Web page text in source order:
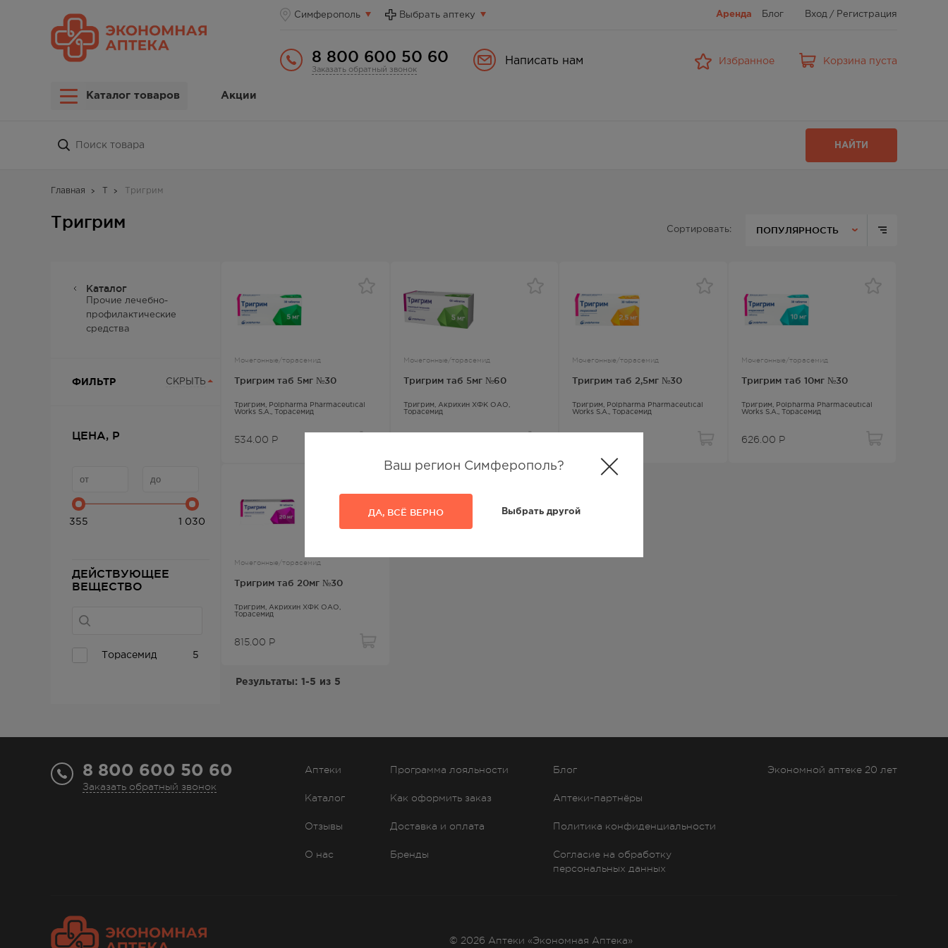
Симферополь
Ваш регион Симферополь?
ДА, ВСЁ ВЕРНО Выбрать другой
Выбрать аптеку Аренда Блог Вход / Регистрация
8 800 600 50 60
Заказать обратный звонок
Написать нам Избранное Корзина пуста
Каталог товаров Акции
НАЙТИ
Главная Тригрим
Тригрим Сортировать: ПОПУЛЯРНОСТЬ
Каталог
Прочие лечебно-
профилактические
средства
ФИЛЬТР СКРЫТЬ
ЦЕНА, Р
355 1 030
ДЕЙСТВУЮЩЕЕ
ВЕЩЕСТВО
Торасемид 5
Мочегонные/торасемид
Тригрим таб 5мг №30
Тригрим , Polpharma Pharmaceutical
Works S.A.,
Торасемид
534.00 Р
Мочегонные/торасемид
Тригрим таб 5мг №60
Тригрим , Акрихин ХФК ОАО,
Торасемид
Мочегонные/торасемид
Тригрим таб 2,5мг №30
Тригрим , Polpharma Pharmaceutical
Works S.A.,
Торасемид
Мочегонные/торасемид
Тригрим таб 10мг №30
Тригрим , Polpharma Pharmaceutical
Works S.A.,
Торасемид
626.00 Р
Мочегонные/торасемид
Тригрим таб 20мг №30
Тригрим , Акрихин ХФК ОАО,
Торасемид
815.00 Р
Результаты: 1-5 из 5
8 800 600 50 60
Заказать обратный звонок
Аптеки
Каталог
Отзывы
О нас
Программа лояльности
Как оформить заказ
Доставка и оплата
Бренды
Блог
Аптеки-партнёры
Политика конфиденциальности
Согласие на обработку
персональных данных
Экономной аптеке 20 лет
© 2026 Аптеки «Экономная Аптека»